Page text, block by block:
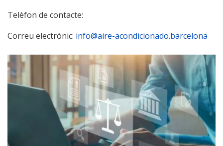
Telèfon de contacte:
Correu electrònic: info@aire-acondicionado.barcelona